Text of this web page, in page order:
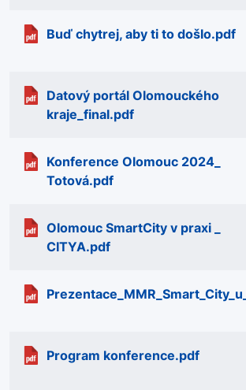
Buď chytrej, aby ti to došlo.pdf
Datový portál Olomouckého
kraje_final.pdf
Konference Olomouc 2024_
Totová.pdf
Olomouc SmartCity v praxi _
CITYA.pdf
Program konference.pdf